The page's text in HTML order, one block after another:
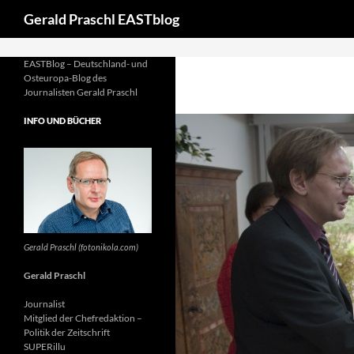
Gerald Praschl EASTblog
EASTBlog – Deutschland- und
Osteuropa-Blog des
Journalisten Gerald Praschl
INFO UND BÜCHER
Gerald Praschl (fotonikola.com)
Gerald Praschl
Journalist
Mitglied der Chefredaktion –
Politik der Zeitschrift
SUPERillu